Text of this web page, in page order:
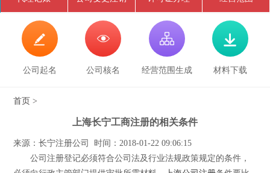

公司起名

公司核名

经营范围生成

材料下载
首页 >
上海长宁工商注册的相关条件
来源：长宁注册公司 时间：2018-01-22 09:06:15
公司注册登记必须符合公司法及行业法规政策规定的条件，